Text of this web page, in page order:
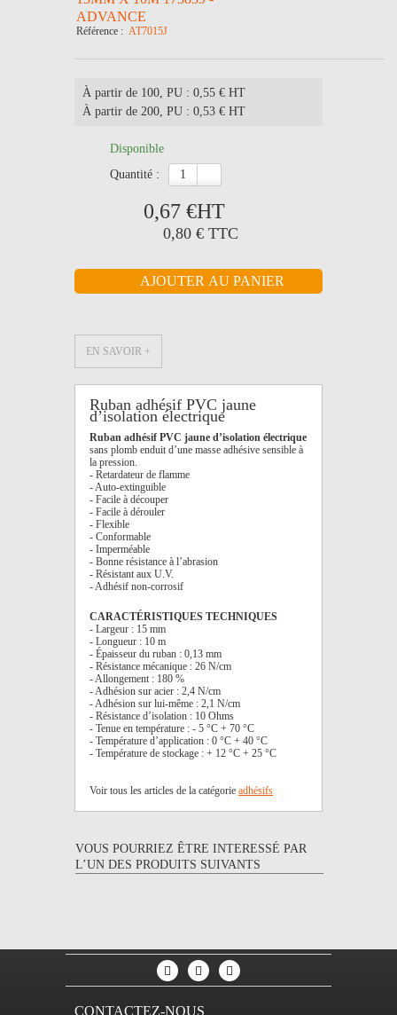
ADVANCE
Référence : AT7015J
À partir de 100, PU : 0,55 € HT
À partir de 200, PU : 0,53 € HT
Disponible
quantité :
0,67 €HT
0,80 € TTC
EN SAVOIR +
Ruban adhésif PVC jaune
d’isolation électrique
Ruban adhésif PVC jaune d’isolation électrique
sans plomb enduit d’une masse adhésive sensible à
la pression.
- Retardateur de flamme
- Auto-extinguible
- Facile à découper
- Facile à dérouler
- Flexible
- Conformable
- Imperméable
- Bonne résistance à l’abrasion
- Résistant aux U.V.
- Adhésif non-corrosif
CARACTÉRISTIQUES TECHNIQUES
- Largeur : 15 mm
- Longueur : 10 m
- Épaisseur du ruban : 0,13 mm
- Résistance mécanique : 26 N/cm
- Allongement : 180 %
- Adhésion sur acier : 2,4 N/cm
- Adhésion sur lui-même : 2,1 N/cm
- Résistance d’isolation : 10 Ohms
- Tenue en température : - 5 °C + 70 °C
- Température d’application : 0 °C + 40 °C
- Température de stockage : + 12 °C + 25 °C
Voir tous les articles de la catégorie adhésifs
VOUS POURRIEZ ÊTRE INTERESSÉ PAR
L’UN DES PRODUITS SUIVANTS
CONTACTEZ-NOUS